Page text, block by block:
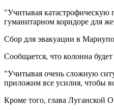
"Учитывая катастрофическую
гуманитарном коридоре для
Сбор для эвакуации в
Сообщается, что колонна
"Учитывая очень сложную
приложим все усилия, чтобы
Кроме того, глава Луганской